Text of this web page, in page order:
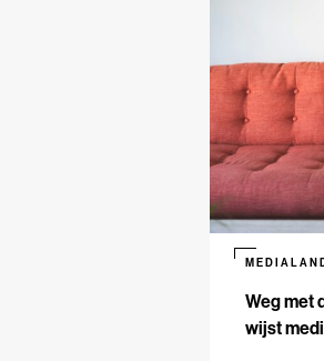
Weg met
wijst